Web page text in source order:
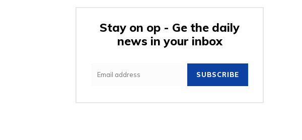
Stay on op - Ge the daily
news in your inbox
SUBSCRIBE